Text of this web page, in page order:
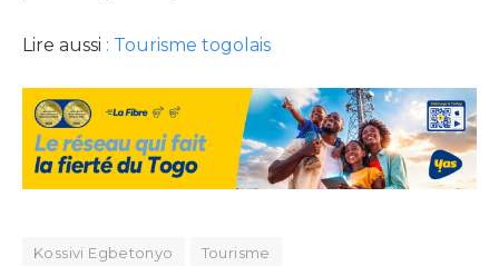
Lire aussi : Tourisme togolais
Kossivi Egbetonyo Tourisme